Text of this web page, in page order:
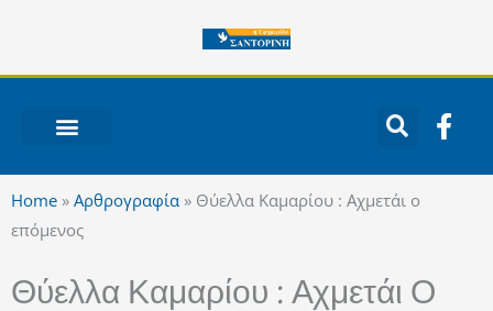
περιεχόμενο
F
a
Home » Αρθρογραφία » Θύελλα Καμαρίου : Αχμετάι ο
επόμενος
Θύελλα Καμαρίου : Αχμετάι Ο